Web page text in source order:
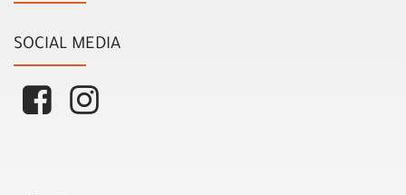
SOCIAL MEDIA